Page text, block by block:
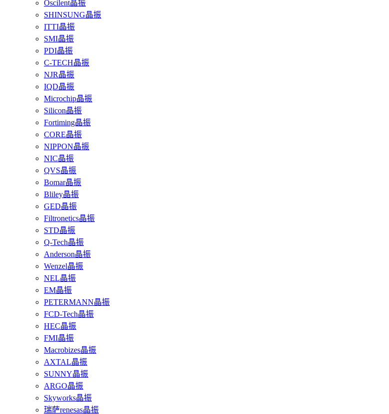
Oscilent晶振
SHINSUNG晶振
ITTI晶振
SMI晶振
PDI晶振
C-TECH晶振
NJR晶振
IQD晶振
Microchip晶振
Silicon晶振
Fortiming晶振
CORE晶振
NIPPON晶振
NIC晶振
QVS晶振
Bomar晶振
Bliley晶振
GED晶振
Filtronetics晶振
STD晶振
Q-Tech晶振
Anderson晶振
Wenzel晶振
NEL晶振
EM晶振
PETERMANN晶振
FCD-Tech晶振
HEC晶振
FMI晶振
Macrobizes晶振
AXTAL晶振
SUNNY晶振
ARGO晶振
Skyworks晶振
瑞萨renesas晶振